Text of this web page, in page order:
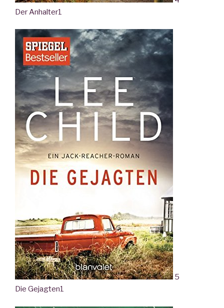
Der Anhalter1
5
Die Gejagten1